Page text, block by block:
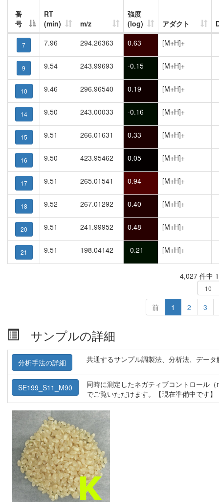
番
号
RT
(min)
m/z
強度
(log)
アダクト
7 7.96 294.26363 0.63 [M+H]+
9 9.54 243.99693 -0.15 [M+H]+
10 9.46 296.96540 0.19 [M+H]+
14 9.50 243.00033 -0.16 [M+H]+
15 9.51 266.01631 0.33 [M+H]+
16 9.50 423.95462 0.05 [M+H]+
17 9.51 265.01541 0.94 [M+H]+
18 9.52 267.01292 0.40 [M+H]+
20 9.51 241.99952 0.48 [M+H]+
21 9.51 198.04142 -0.21 [M+H]+
4,027 件中
前 1 2 3
サンプルの詳細
分析手法の詳細 共通するサンプル調製法、分析法、デー
SE199_S11_M90
同時に測定したネガティブコントロール
でご覧いただけます。【現在準備中です】